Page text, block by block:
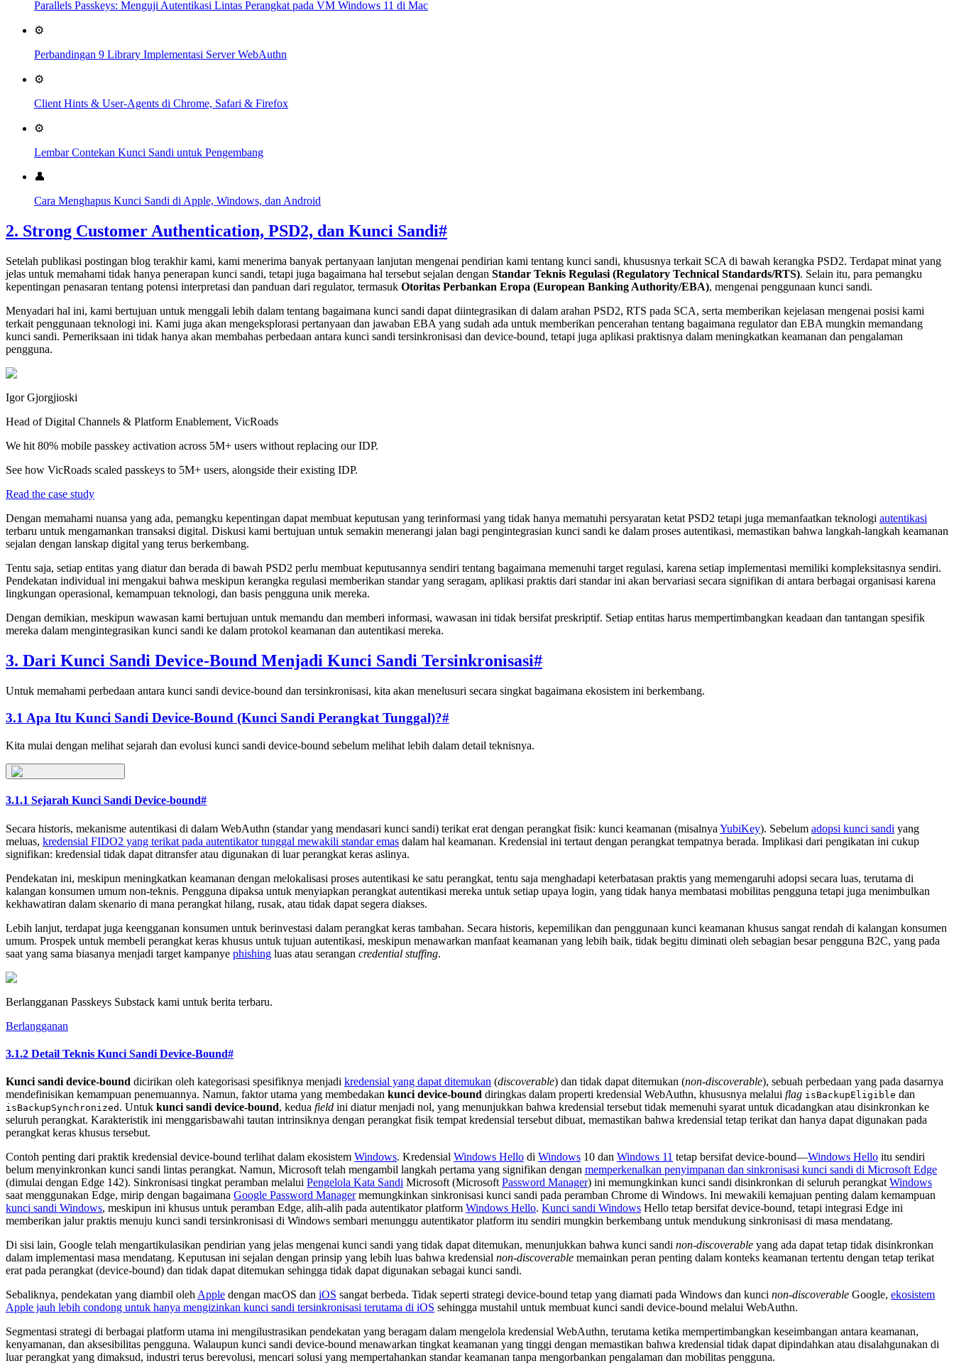
Parallels Passkeys: Menguji Autentikasi Lintas Perangkat pada VM Windows 11 di Mac
⚙️
Perbandingan 9 Library Implementasi Server WebAuthn
⚙️
Client Hints & User-Agents di Chrome, Safari & Firefox
⚙️
Lembar Contekan Kunci Sandi untuk Pengembang
👤
Cara Menghapus Kunci Sandi di Apple, Windows, dan Android
2. Strong Customer Authentication, PSD2, dan Kunci Sandi#
Setelah publikasi postingan blog terakhir kami, kami menerima banyak pertanyaan lanjutan mengenai pendirian kami tentang kunci sandi, khususnya terkait SCA di bawah kerangka PSD2. Terdapat minat yang
jelas untuk memahami tidak hanya penerapan kunci sandi, tetapi juga bagaimana hal tersebut sejalan dengan Standar Teknis Regulasi (Regulatory Technical Standards/RTS). Selain itu, para pemangku
kepentingan penasaran tentang potensi interpretasi dan panduan dari regulator, termasuk Otoritas Perbankan Eropa (European Banking Authority/EBA), mengenai penggunaan kunci sandi.
Menyadari hal ini, kami bertujuan untuk menggali lebih dalam tentang bagaimana kunci sandi dapat diintegrasikan di dalam arahan PSD2, RTS pada SCA, serta memberikan kejelasan mengenai posisi kami
terkait penggunaan teknologi ini. Kami juga akan mengeksplorasi pertanyaan dan jawaban EBA yang sudah ada untuk memberikan pencerahan tentang bagaimana regulator dan EBA mungkin memandang
kunci sandi. Pemeriksaan ini tidak hanya akan membahas perbedaan antara kunci sandi tersinkronisasi dan device-bound, tetapi juga aplikasi praktisnya dalam meningkatkan keamanan dan pengalaman
pengguna.
Igor Gjorgjioski
Head of Digital Channels & Platform Enablement, VicRoads
We hit 80% mobile passkey activation across 5M+ users without replacing our IDP.
See how VicRoads scaled passkeys to 5M+ users, alongside their existing IDP.
Read the case study
Dengan memahami nuansa yang ada, pemangku kepentingan dapat membuat keputusan yang terinformasi yang tidak hanya mematuhi persyaratan ketat PSD2 tetapi juga memanfaatkan teknologi autentikasi
terbaru untuk mengamankan transaksi digital. Diskusi kami bertujuan untuk semakin menerangi jalan bagi pengintegrasian kunci sandi ke dalam proses autentikasi, memastikan bahwa langkah-langkah keamanan
sejalan dengan lanskap digital yang terus berkembang.
Tentu saja, setiap entitas yang diatur dan berada di bawah PSD2 perlu membuat keputusannya sendiri tentang bagaimana memenuhi target regulasi, karena setiap implementasi memiliki kompleksitasnya sendiri.
Pendekatan individual ini mengakui bahwa meskipun kerangka regulasi memberikan standar yang seragam, aplikasi praktis dari standar ini akan bervariasi secara signifikan di antara berbagai organisasi karena
lingkungan operasional, kemampuan teknologi, dan basis pengguna unik mereka.
Dengan demikian, meskipun wawasan kami bertujuan untuk memandu dan memberi informasi, wawasan ini tidak bersifat preskriptif. Setiap entitas harus mempertimbangkan keadaan dan tantangan spesifik
mereka dalam mengintegrasikan kunci sandi ke dalam protokol keamanan dan autentikasi mereka.
3. Dari Kunci Sandi Device-Bound Menjadi Kunci Sandi Tersinkronisasi#
Untuk memahami perbedaan antara kunci sandi device-bound dan tersinkronisasi, kita akan menelusuri secara singkat bagaimana ekosistem ini berkembang.
3.1 Apa Itu Kunci Sandi Device-Bound (Kunci Sandi Perangkat Tunggal)?#
Kita mulai dengan melihat sejarah dan evolusi kunci sandi device-bound sebelum melihat lebih dalam detail teknisnya.
3.1.1 Sejarah Kunci Sandi Device-bound#
Secara historis, mekanisme autentikasi di dalam WebAuthn (standar yang mendasari kunci sandi) terikat erat dengan perangkat fisik: kunci keamanan (misalnya YubiKey). Sebelum adopsi kunci sandi yang
meluas, kredensial FIDO2 yang terikat pada autentikator tunggal mewakili standar emas dalam hal keamanan. Kredensial ini tertaut dengan perangkat tempatnya berada. Implikasi dari pengikatan ini cukup
signifikan: kredensial tidak dapat ditransfer atau digunakan di luar perangkat keras aslinya.
Pendekatan ini, meskipun meningkatkan keamanan dengan melokalisasi proses autentikasi ke satu perangkat, tentu saja menghadapi keterbatasan praktis yang memengaruhi adopsi secara luas, terutama di
kalangan konsumen umum non-teknis. Pengguna dipaksa untuk menyiapkan perangkat autentikasi mereka untuk setiap upaya login, yang tidak hanya membatasi mobilitas pengguna tetapi juga menimbulkan
kekhawatiran dalam skenario di mana perangkat hilang, rusak, atau tidak dapat segera diakses.
Lebih lanjut, terdapat juga keengganan konsumen untuk berinvestasi dalam perangkat keras tambahan. Secara historis, kepemilikan dan penggunaan kunci keamanan khusus sangat rendah di kalangan konsumen
umum. Prospek untuk membeli perangkat keras khusus untuk tujuan autentikasi, meskipun menawarkan manfaat keamanan yang lebih baik, tidak begitu diminati oleh sebagian besar pengguna B2C, yang pada
saat yang sama biasanya menjadi target kampanye phishing luas atau serangan credential stuffing.
Berlangganan Passkeys Substack kami untuk berita terbaru.
Berlangganan
3.1.2 Detail Teknis Kunci Sandi Device-Bound#
Kunci sandi device-bound dicirikan oleh kategorisasi spesifiknya menjadi kredensial yang dapat ditemukan (discoverable) dan tidak dapat ditemukan (non-discoverable), sebuah perbedaan yang pada dasarnya
mendefinisikan kemampuan penemuannya. Namun, faktor utama yang membedakan kunci device-bound diringkas dalam properti kredensial WebAuthn, khususnya melalui flag isBackupEligible dan
isBackupSynchronized . Untuk kunci sandi device-bound, kedua field ini diatur menjadi nol, yang menunjukkan bahwa kredensial tersebut tidak memenuhi syarat untuk dicadangkan atau disinkronkan ke
seluruh perangkat. Karakteristik ini menggarisbawahi tautan intrinsiknya dengan perangkat fisik tempat kredensial tersebut dibuat, memastikan bahwa kredensial tetap terikat dan hanya dapat digunakan pada
perangkat keras khusus tersebut.
Contoh penting dari praktik kredensial device-bound terlihat dalam ekosistem Windows. Kredensial Windows Hello di Windows 10 dan Windows 11 tetap bersifat device-bound—Windows Hello itu sendiri
belum menyinkronkan kunci sandi lintas perangkat. Namun, Microsoft telah mengambil langkah pertama yang signifikan dengan memperkenalkan penyimpanan dan sinkronisasi kunci sandi di Microsoft Edge
(dimulai dengan Edge 142). Sinkronisasi tingkat peramban melalui Pengelola Kata Sandi Microsoft (Microsoft Password Manager) ini memungkinkan kunci sandi disinkronkan di seluruh perangkat Windows
saat menggunakan Edge, mirip dengan bagaimana Google Password Managermemungkinkan sinkronisasi kunci sandi pada peramban Chrome di Windows. Ini mewakili kemajuan penting dalam kemampuan
kunci sandi Windows, meskipun ini khusus untuk peramban Edge, alih-alih pada autentikator platform Windows Hello. Kunci sandi Windows Hello tetap bersifat device-bound, tetapi integrasi Edge ini
memberikan jalur praktis menuju kunci sandi tersinkronisasi di Windows sembari menunggu autentikator platform itu sendiri mungkin berkembang untuk mendukung sinkronisasi di masa mendatang.
Di sisi lain, Google telah mengartikulasikan pendirian yang jelas mengenai kunci sandi yang tidak dapat ditemukan, menunjukkan bahwa kunci sandi non-discoverable yang ada dapat tetap tidak disinkronkan
dalam implementasi masa mendatang. Keputusan ini sejalan dengan prinsip yang lebih luas bahwa kredensial non-discoverable memainkan peran penting dalam konteks keamanan tertentu dengan tetap terikat
erat pada perangkat (device-bound) dan tidak dapat ditemukan sehingga tidak dapat digunakan sebagai kunci sandi.
Sebaliknya, pendekatan yang diambil oleh Apple dengan macOS dan iOS sangat berbeda. Tidak seperti strategi device-bound tetap yang diamati pada Windows dan kunci non-discoverable Google, ekosistem
Apple jauh lebih condong untuk hanya mengizinkan kunci sandi tersinkronisasi terutama di iOS sehingga mustahil untuk membuat kunci sandi device-bound melalui WebAuthn.
Segmentasi strategi di berbagai platform utama ini mengilustrasikan pendekatan yang beragam dalam mengelola kredensial WebAuthn, terutama ketika mempertimbangkan keseimbangan antara keamanan,
kenyamanan, dan aksesibilitas pengguna. Walaupun kunci sandi device-bound menawarkan tingkat keamanan yang tinggi dengan memastikan bahwa kredensial tidak dapat dipindahkan atau disalahgunakan di
luar perangkat yang dimaksud, industri terus berevolusi, mencari solusi yang mempertahankan standar keamanan tanpa mengorbankan pengalaman dan mobilitas pengguna.